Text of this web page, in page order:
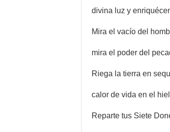
divina luz y
Mira el vacío del
mira el poder del
Riega la tierra en
calor de vida en el
Reparte tus Siete